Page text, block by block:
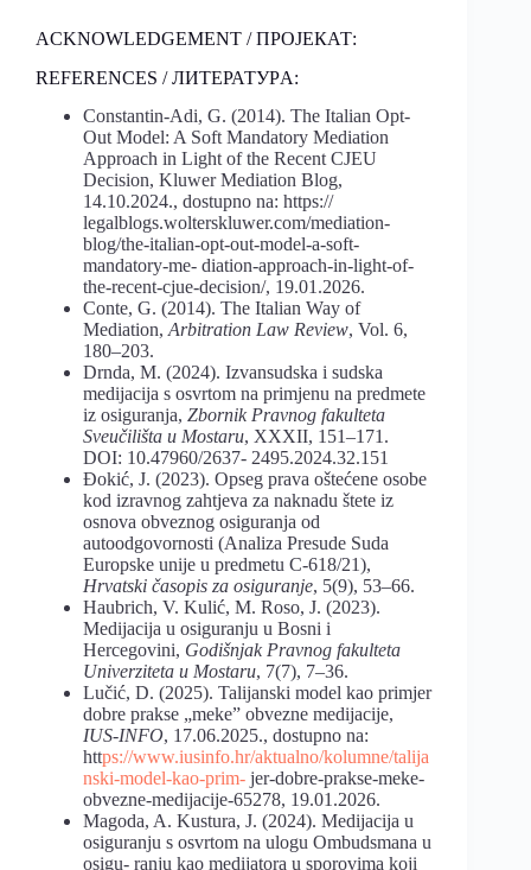
ACKNOWLEDGEMENT / ПРОЈЕКАТ:
REFERENCES / ЛИТЕРАТУРA:
Constantin-Adi, G. (2014). The Italian Opt-
Out Model: A Soft Mandatory Mediation
Approach in Light of the Recent CJEU
Decision, Kluwer Mediation Blog,
14.10.2024., dostupno na: https://
legalblogs.wolterskluwer.com/mediation-
blog/the-italian-opt-out-model-a-soft-
mandatory-me- diation-approach-in-light-of-
the-recent-cjue-decision/, 19.01.2026.
Conte, G. (2014). The Italian Way of
Mediation, Arbitration Law Review, Vol. 6,
180–203.
Drnda, M. (2024). Izvansudska i sudska
medijacija s osvrtom na primjenu na predmete
iz osiguranja, Zbornik Pravnog fakulteta
Sveučilišta u Mostaru, XXXII, 151–171.
DOI: 10.47960/2637- 2495.2024.32.151
Đokić, J. (2023). Opseg prava oštećene osobe
kod izravnog zahtjeva za naknadu štete iz
osnova obveznog osiguranja od
autoodgovornosti (Analiza Presude Suda
Europske unije u predmetu C-618/21),
Hrvatski časopis za osiguranje, 5(9), 53–66.
Haubrich, V. Kulić, M. Roso, J. (2023).
Medijacija u osiguranju u Bosni i
Hercegovini, Godišnjak Pravnog fakulteta
Univerziteta u Mostaru, 7(7), 7–36.
Lučić, D. (2025). Talijanski model kao primjer
dobre prakse „meke” obvezne medijacije,
IUS-INFO, 17.06.2025., dostupno na:
https://www.iusinfo.hr/aktualno/kolumne/talija
nski-model-kao-prim- jer-dobre-prakse-meke-
obvezne-medijacije-65278, 19.01.2026.
Magoda, A. Kustura, J. (2024). Medijacija u
osiguranju s osvrtom na ulogu Ombudsmana u
osigu- ranju kao medijatora u sporovima koji